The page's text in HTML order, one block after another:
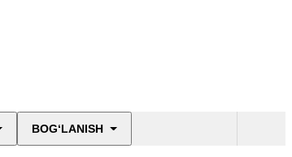
BOG‘LANISH